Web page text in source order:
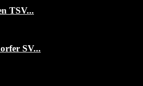
TSV...
SV...